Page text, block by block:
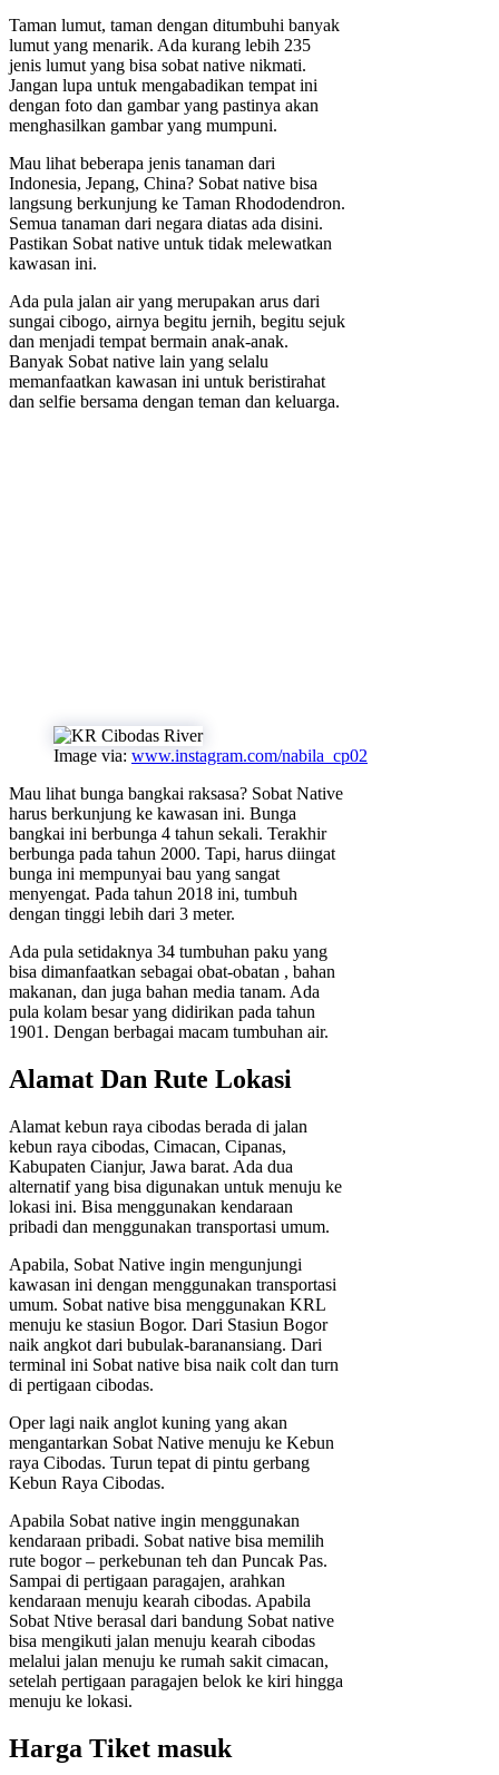
Taman lumut, taman dengan ditumbuhi banyak
lumut yang menarik. Ada kurang lebih 235
jenis lumut yang bisa sobat native nikmati.
Jangan lupa untuk mengabadikan tempat ini
dengan foto dan gambar yang pastinya akan
menghasilkan gambar yang mumpuni.
Mau lihat beberapa jenis tanaman dari
Indonesia, Jepang, China? Sobat native bisa
langsung berkunjung ke Taman Rhododendron.
Semua tanaman dari negara diatas ada disini.
Pastikan Sobat native untuk tidak melewatkan
kawasan ini.
Ada pula jalan air yang merupakan arus dari
sungai cibogo, airnya begitu jernih, begitu sejuk
dan menjadi tempat bermain anak-anak.
Banyak Sobat native lain yang selalu
memanfaatkan kawasan ini untuk beristirahat
dan selfie bersama dengan teman dan keluarga.
Image via: www.instagram.com/nabila_cp02
Mau lihat bunga bangkai raksasa? Sobat Native
harus berkunjung ke kawasan ini. Bunga
bangkai ini berbunga 4 tahun sekali. Terakhir
berbunga pada tahun 2000. Tapi, harus diingat
bunga ini mempunyai bau yang sangat
menyengat. Pada tahun 2018 ini, tumbuh
dengan tinggi lebih dari 3 meter.
Ada pula setidaknya 34 tumbuhan paku yang
bisa dimanfaatkan sebagai obat-obatan , bahan
makanan, dan juga bahan media tanam. Ada
pula kolam besar yang didirikan pada tahun
1901. Dengan berbagai macam tumbuhan air.
Alamat Dan Rute Lokasi
Alamat kebun raya cibodas berada di jalan
kebun raya cibodas, Cimacan, Cipanas,
Kabupaten Cianjur, Jawa barat. Ada dua
alternatif yang bisa digunakan untuk menuju ke
lokasi ini. Bisa menggunakan kendaraan
pribadi dan menggunakan transportasi umum.
Apabila, Sobat Native ingin mengunjungi
kawasan ini dengan menggunakan transportasi
umum. Sobat native bisa menggunakan KRL
menuju ke stasiun Bogor. Dari Stasiun Bogor
naik angkot dari bubulak-baranansiang. Dari
terminal ini Sobat native bisa naik colt dan turn
di pertigaan cibodas.
Oper lagi naik anglot kuning yang akan
mengantarkan Sobat Native menuju ke Kebun
raya Cibodas. Turun tepat di pintu gerbang
Kebun Raya Cibodas.
Apabila Sobat native ingin menggunakan
kendaraan pribadi. Sobat native bisa memilih
rute bogor – perkebunan teh dan Puncak Pas.
Sampai di pertigaan paragajen, arahkan
kendaraan menuju kearah cibodas. Apabila
Sobat Ntive berasal dari bandung Sobat native
bisa mengikuti jalan menuju kearah cibodas
melalui jalan menuju ke rumah sakit cimacan,
setelah pertigaan paragajen belok ke kiri hingga
menuju ke lokasi.
Harga Tiket masuk